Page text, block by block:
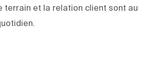
terrain et la relation client sont au